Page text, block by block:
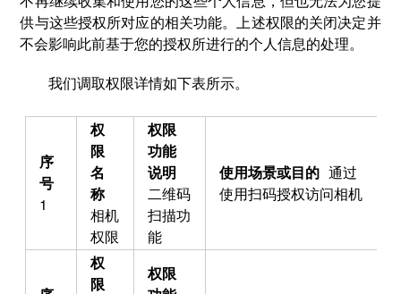
供与这些授权所对应的相关功能。上述权限的关闭决定并
不会影响此前基于您的授权所进行的个人信息的处理。
我们调取权限详情如下表所示。
1
相机
权限
二维码
扫描功
能
通过
使用扫码授权访问相机